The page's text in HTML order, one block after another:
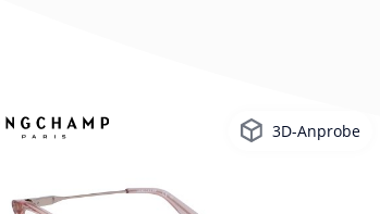
3D-Anprobe